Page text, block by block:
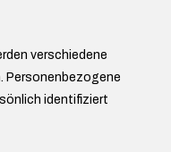
verschiedene
Personenbezogene
identifiziert